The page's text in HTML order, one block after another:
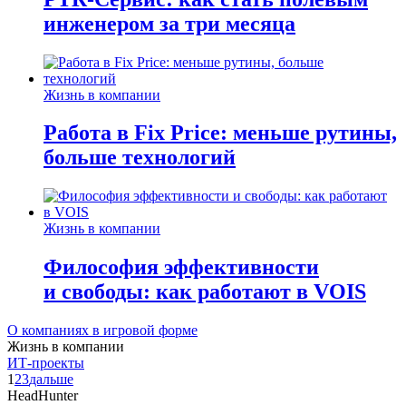
инженером за три месяца
Жизнь в компании
Работа в Fix Price: меньше рутины,
больше технологий
Жизнь в компании
Философия эффективности
и свободы: как работают в VOIS
О компаниях в игровой форме
Жизнь в компании
ИТ-проекты
1 23дальше
HeadHunter